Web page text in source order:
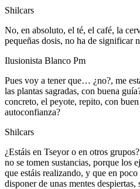
Shilcars
No, en absoluto, el té, el café, la
pequeñas dosis, no ha de significar
Ilusionista Blanco Pm
Pues voy a tener que… ¿no?, me
las plantas sagradas, con buena
concreto, el peyote, repito, con
autoconfianza?
Shilcars
¿Estáis en Tseyor o en otros
no se tomen sustancias, porque los
que estáis realizando, y que en
disponer de unas mentes